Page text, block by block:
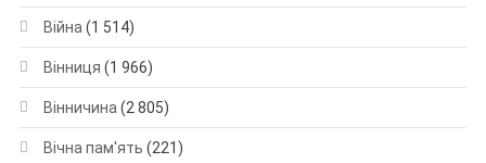
Війна (1 514)
Вінниця (1 966)
Вінничина (2 805)
Вічна пам'ять (221)